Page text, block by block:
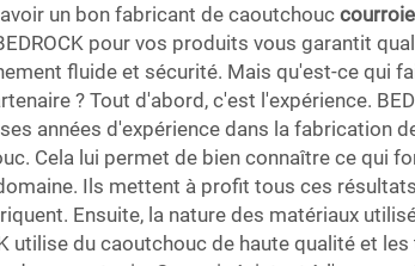
un bon fabricant de caoutchouc
pour vos produits vous garantit
fluide et sécurité. Mais qu'est-ce qui
? Tout d'abord, c'est l'expérience.
années d'expérience dans la fabrication
Cela lui permet de bien connaître ce qui
Ils mettent à profit tous ces
Ensuite, la nature des matériaux
utilise du caoutchouc de haute qualité et